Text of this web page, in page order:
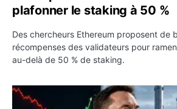
plafonner le staking à 50 %
Des chercheurs Ethereum proposent de
récompenses des validateurs pour
au-delà de 50 % de staking.
SPCX : SpaceX publie 7,8